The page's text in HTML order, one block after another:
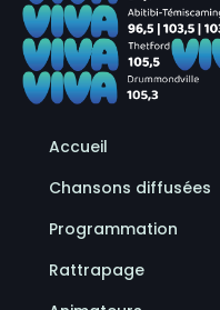
Accueil
Chansons diffusées
Programmation
Rattrapage